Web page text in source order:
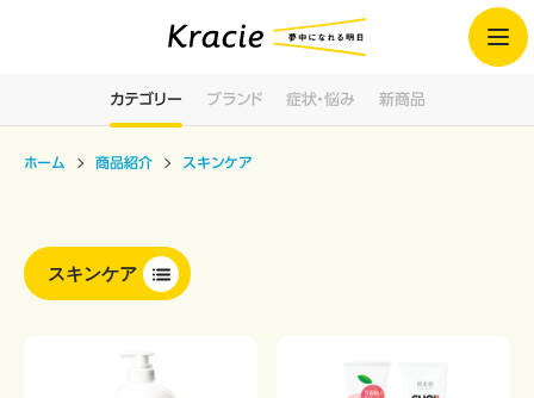
カテゴリー ブランド 症状・悩み 新商品
ホーム 商品紹介 スキンケア
スキンケア